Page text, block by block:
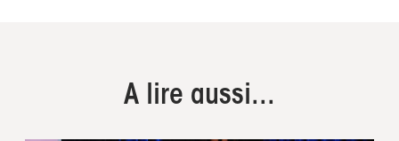
A lire aussi...